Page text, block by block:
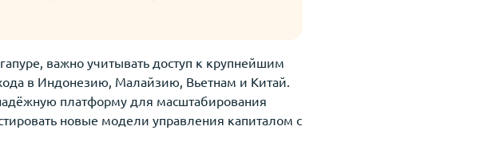
важно учитывать доступ к крупнейшим
в Индонезию, Малайзию, Вьетнам и Китай.
платформу для масштабирования
новые модели управления капиталом с